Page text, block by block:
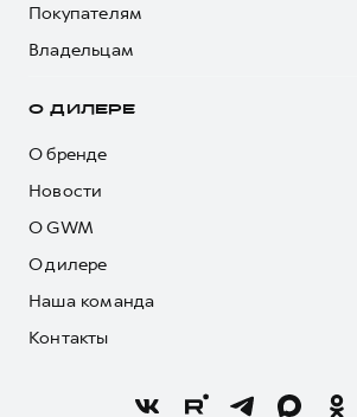
Покупателям
Владельцам
О ДИЛЕРЕ
О бренде
Новости
О GWM
О дилере
Наша команда
Контакты